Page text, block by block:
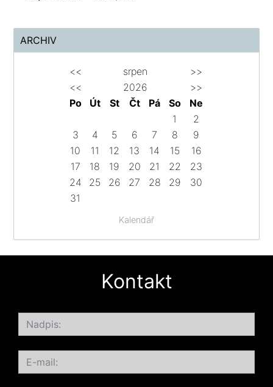
ARCHIV
Kalendář
<< srpen
>>
<<
2026
>>
Po
Út St Čt Pá So
Ne
1
2
3
4 5 6 7 8
9
10
11 12 13 14 15
16
17
18 19 20 21 22
23
24
25 26 27 28 29
30
31
Kontakt